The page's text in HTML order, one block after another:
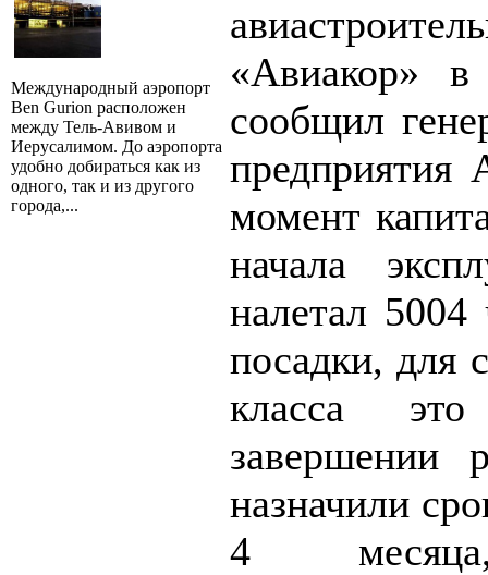
Международный аэропорт
Ben Gurion расположен
между Тель-Авивом и
Иерусалимом. До аэропорта
удобно добираться как из
одного, так и из другого
города,...
«Авиакор»
сообщил
предприятия
момент
начала
налетал
посадки, для
класса
завершении
назначили
4